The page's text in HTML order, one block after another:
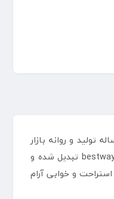
های تولید شده ی شرکت بست وی بوده که از سال 2018 تا 2021 به صورت هر ساله تولید و روانه بازار
گردیده است. این تشک بادی 1 نفره به دلیل طراحی بسیار زیبا و ساده ای که دارد و همینطور کیفیت بدنه و دوام خوب آن توانسته است تا به یکی از محصولات محبوب شرکت bestway تبدیل شده و
و خوابی آرام